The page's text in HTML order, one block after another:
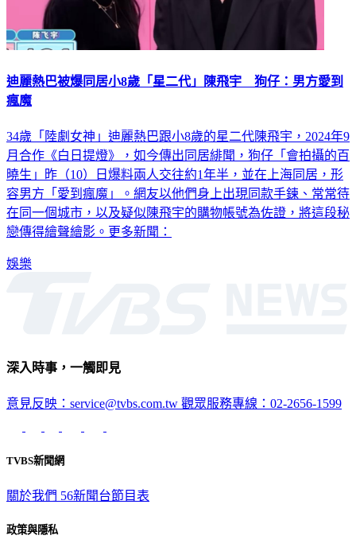
迪麗熱巴被爆同居小8歲「星二代」陳飛宇 狗仔：男方愛到
瘋魔
34歲「陸劇女神」迪麗熱巴跟小8歲的星二代陳飛宇，2024年9
月合作《白日提燈》，如今傳出同居緋聞，狗仔「會拍攝的百
曉生」昨（10）日爆料兩人交往約1年半，並在上海同居，形
容男方「愛到瘋魔」。網友以他們身上出現同款手鍊、常常待
在同一個城市，以及疑似陳飛宇的購物帳號為佐證，將這段秘
戀傳得繪聲繪影。更多新聞：
娛樂
深入時事，一觸即見
意見反映：service@tvbs.com.tw 觀眾服務專線：02-2656-1599
TVBS新聞網
關於我們 56新聞台節目表
政策與隱私